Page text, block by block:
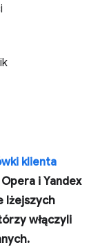
klienta
i Yandex
lżejszych
włączyli